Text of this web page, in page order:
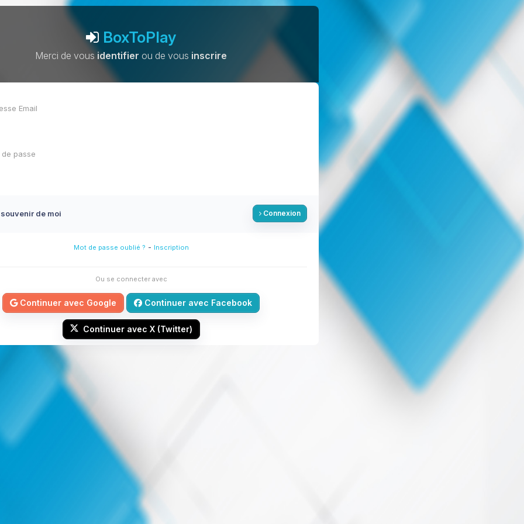
BoxToPlay
Merci de vousidentifier ou de vous inscrire
de moi Connexion
Mot de passe oublié ? - Inscription
Ou se connecter avec
Continuer avec Google Continuer avec Facebook
Continuer avec X (Twitter)